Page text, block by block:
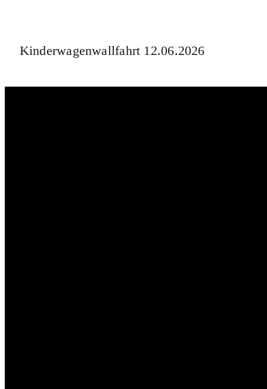
Kinderwagenwallfahrt 12.06.2026